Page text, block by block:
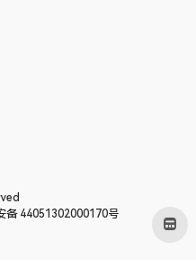
备 44051302000170号